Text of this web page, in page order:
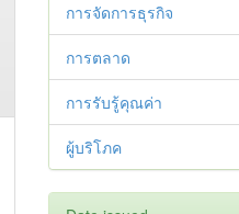
การจัดการธุรกิจ
การตลาด
การรับรู้คุณค่า
ผู้บริโภค